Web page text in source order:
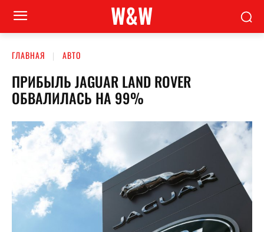
W&W
ГЛАВНАЯ АВТО
ПРИБЫЛЬ JAGUAR LAND ROVER
ОБВАЛИЛАСЬ НА 99%